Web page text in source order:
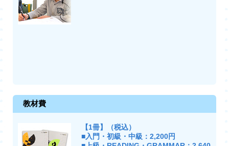
教材費
【1冊】（税込）
■入門・初級・中級：2,200円